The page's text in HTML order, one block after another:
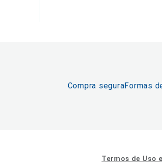
Compra seguraFormas
Termos de Uso